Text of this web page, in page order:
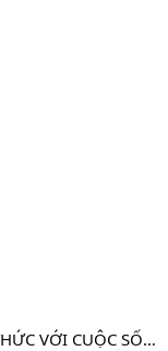
GIẢI TOÁN 6 TẬP 1 KẾT NỐI TRI THỨC VỚI CUỘC SỐNG